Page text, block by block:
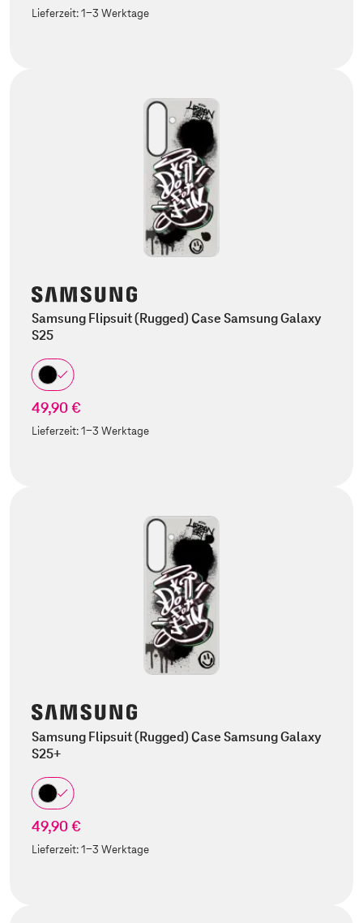
Lieferzeit:1-3 Werktage
Samsung Flipsuit (Rugged) Case Samsung Galaxy
S25
49,90 €
Lieferzeit:1-3 Werktage
Samsung Flipsuit (Rugged) Case Samsung Galaxy
S25+
49,90 €
Lieferzeit:1-3 Werktage